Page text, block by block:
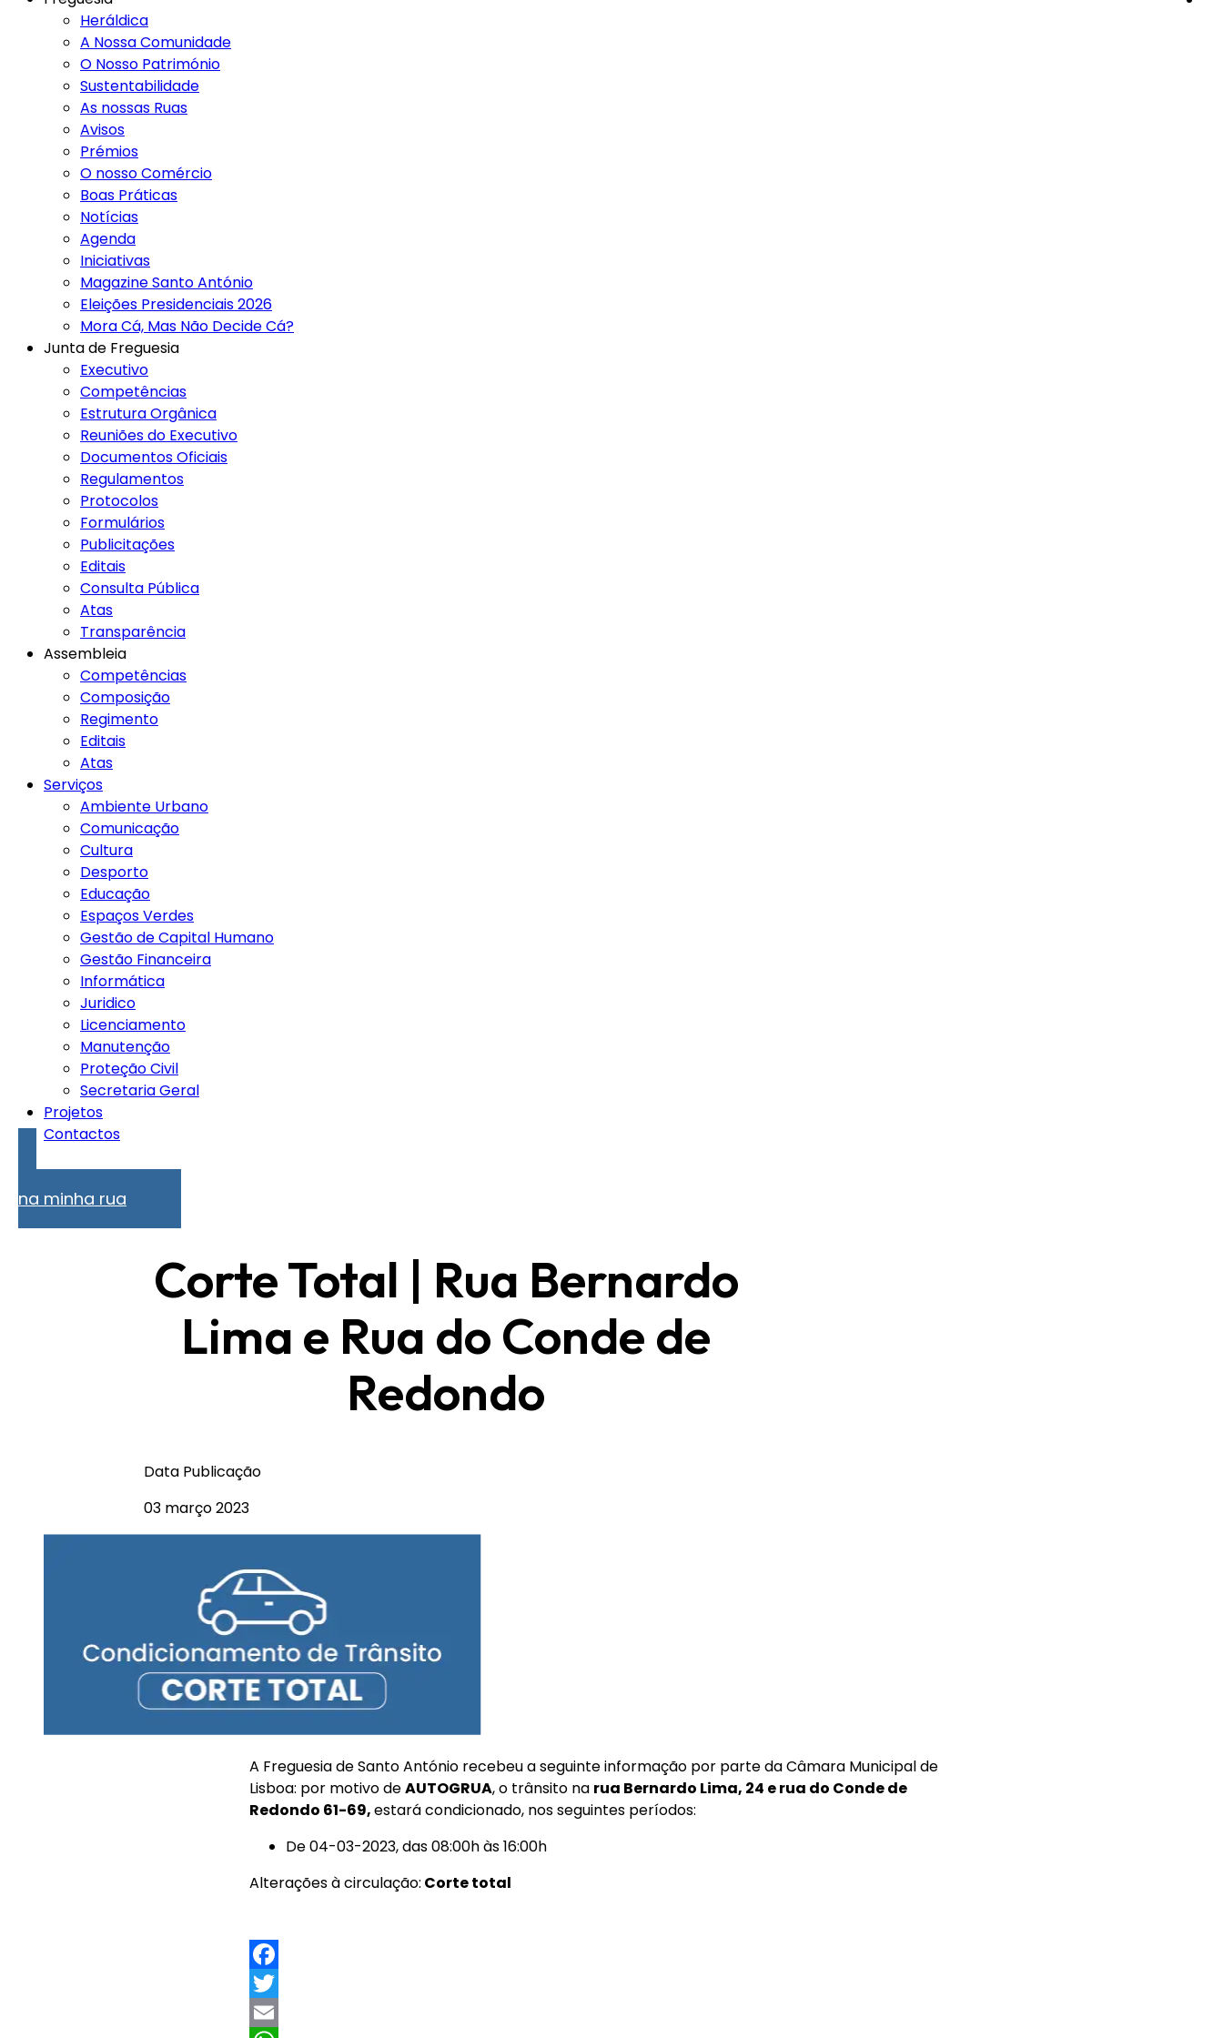
Heráldica
A Nossa Comunidade
O Nosso Património
Sustentabilidade
As nossas Ruas
Avisos
Prémios
O nosso Comércio
Boas Práticas
Notícias
Agenda
Iniciativas
Magazine Santo António
Eleições Presidenciais 2026
Mora Cá, Mas Não Decide Cá?
Junta de Freguesia
Executivo
Competências
Estrutura Orgânica
Reuniões do Executivo
Documentos Oficiais
Regulamentos
Protocolos
Formulários
Publicitações
Editais
Consulta Pública
Atas
Transparência
Assembleia
Competências
Composição
Regimento
Editais
Atas
Serviços
Ambiente Urbano
Comunicação
Cultura
Desporto
Educação
Espaços Verdes
Gestão de Capital Humano
Gestão Financeira
Informática
Juridico
Licenciamento
Manutenção
Proteção Civil
Secretaria Geral
Projetos
Contactos
na minha rua
Corte Total | Rua Bernardo
Lima e Rua do Conde de
Redondo
Data Publicação
03 março 2023
A Freguesia de Santo António recebeu a seguinte informação por parte da Câmara Municipal de
Lisboa: por motivo deAUTOGRUA, o trânsito na rua Bernardo Lima, 24 e rua do Conde de
Redondo 61-69,estará condicionado, nos seguintes períodos:
De 04-03-2023, das 08:00h às 16:00h
Alterações à circulação: Corte total
F
a
T